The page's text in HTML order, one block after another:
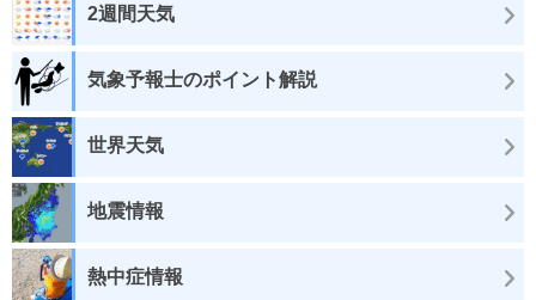
2週間天気
気象予報士のポイント解説
世界天気
地震情報
熱中症情報